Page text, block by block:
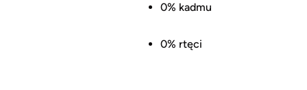
0% kadmu
0% rtęci